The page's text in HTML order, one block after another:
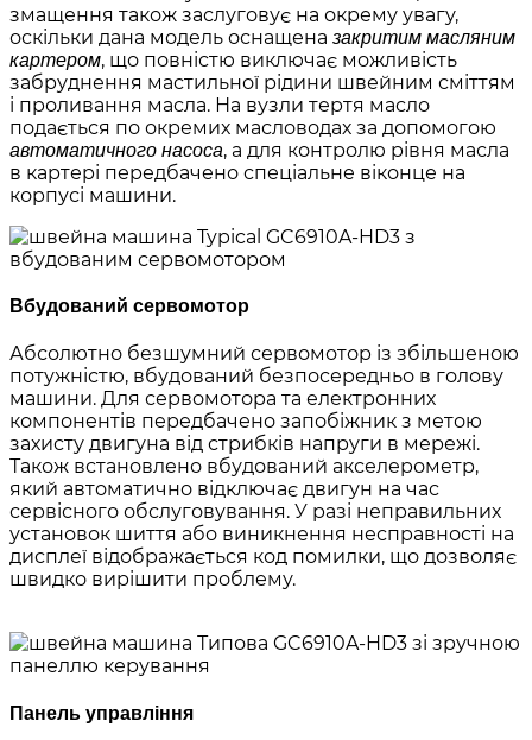
змащення також заслуговує на окрему увагу,
оскільки дана модель оснащена закритим масляним
картером, що повністю виключає можливість
забруднення мастильної рідини швейним сміттям
і проливання масла. На вузли тертя масло
подається по окремих масловодах за допомогою
автоматичного насоса, а для контролю рівня масла
в картері передбачено спеціальне віконце на
корпусі машини.
Вбудований сервомотор
Абсолютно безшумний сервомотор із збільшеною
потужністю, вбудований безпосередньо в голову
машини. Для сервомотора та електронних
компонентів передбачено запобіжник з метою
захисту двигуна від стрибків напруги в мережі.
Також встановлено вбудований акселерометр,
який автоматично відключає двигун на час
сервісного обслуговування. У разі неправильних
установок шиття або виникнення несправності на
дисплеї відображається код помилки, що дозволяє
швидко вирішити проблему.
Панель управління